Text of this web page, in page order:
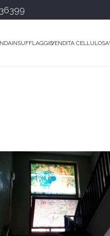
INSUFFLAGGIOVENDITA CELLULOSA